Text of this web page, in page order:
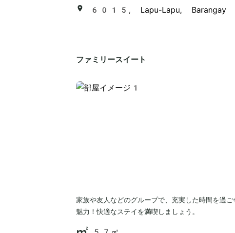
6015, Lapu-Lapu, Barangay
ファミリースイート
家族や友人などのグループで、充実した時間を過
魅力！快適なステイを満喫しましょう。